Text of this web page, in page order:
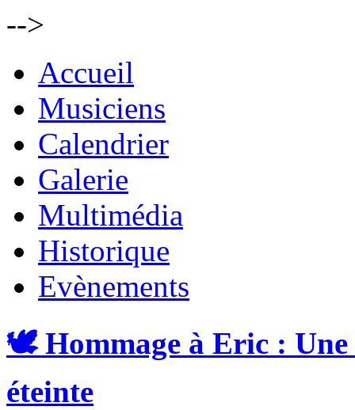
-->
Accueil
Musiciens
Calendrier
Galerie
Multimédia
Historique
Evènements
🕊️ Hommage à Eric : Une
éteinte